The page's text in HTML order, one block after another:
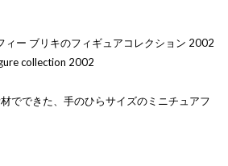
ィー ブリキのフィギュアコレクション 2002
collection 2002
でできた、手のひらサイズのミニチュアフ